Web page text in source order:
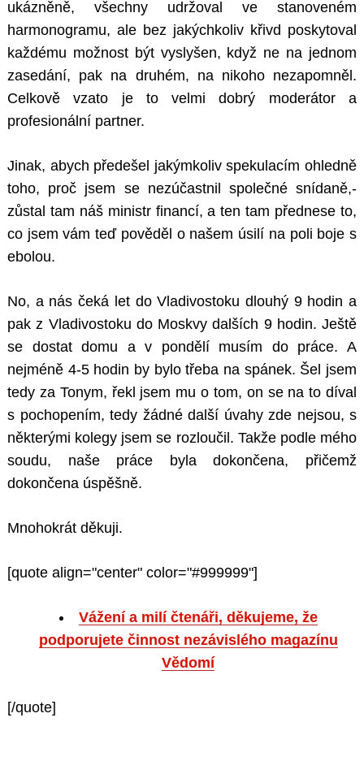
ukázněně, všechny udržoval ve stanoveném
harmonogramu, ale bez jakýchkoliv křivd poskytoval
každému možnost být vyslyšen, když ne na jednom
zasedání, pak na druhém, na nikoho nezapomněl.
Celkově vzato je to velmi dobrý moderátor a
profesionální partner.
Jinak, abych předešel jakýmkoliv spekulacím ohledně
toho, proč jsem se nezúčastnil společné snídaně,-
zůstal tam náš ministr financí, a ten tam přednese to,
co jsem vám teď pověděl o našem úsilí na poli boje s
ebolou.
No, a nás čeká let do Vladivostoku dlouhý 9 hodin a
pak z Vladivostoku do Moskvy dalších 9 hodin. Ještě
se dostat domu a v pondělí musím do práce. A
nejméně 4-5 hodin by bylo třeba na spánek. Šel jsem
tedy za Tonym, řekl jsem mu o tom, on se na to díval
s pochopením, tedy žádné další úvahy zde nejsou, s
některými kolegy jsem se rozloučil. Takže podle mého
soudu, naše práce byla dokončena, přičemž
dokončena úspěšně.
Mnohokrát děkuji.
[quote align="center" color="#999999"]
Vážení a milí čtenáři, děkujeme, že
podporujete činnost nezávislého magazínu
Vědomí
[/quote]